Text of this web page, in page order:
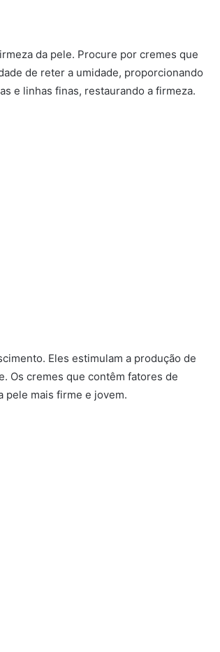
da pele. Procure por cremes que
de reter a umidade, proporcionando
e linhas finas, restaurando a firmeza.
Eles estimulam a produção de
Os cremes que contêm fatores de
pele mais firme e jovem.